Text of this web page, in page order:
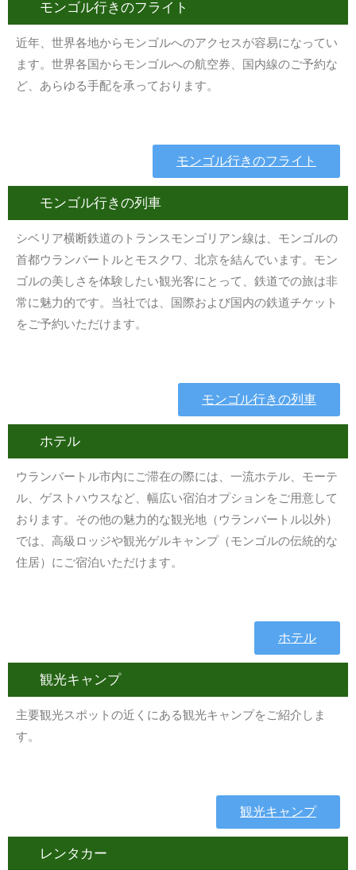
モンゴル行きのフライト
近年、世界各地からモンゴルへのアクセスが容易になってい
ます。世界各国からモンゴルへの航空券、国内線のご予約な
ど、あらゆる手配を承っております。
モンゴル行きのフライト
モンゴル行きの列車
シベリア横断鉄道のトランスモンゴリアン線は、モンゴルの
首都ウランバートルとモスクワ、北京を結んでいます。モン
ゴルの美しさを体験したい観光客にとって、鉄道での旅は非
常に魅力的です。当社では、国際および国内の鉄道チケット
をご予約いただけます。
モンゴル行きの列車
ホテル
ウランバートル市内にご滞在の際には、一流ホテル、モーテ
ル、ゲストハウスなど、幅広い宿泊オプションをご用意して
おります。その他の魅力的な観光地（ウランバートル以外）
では、高級ロッジや観光ゲルキャンプ（モンゴルの伝統的な
住居）にご宿泊いただけます。
ホテル
観光キャンプ
主要観光スポットの近くにある観光キャンプをご紹介しま
す。
観光キャンプ
レンタカー